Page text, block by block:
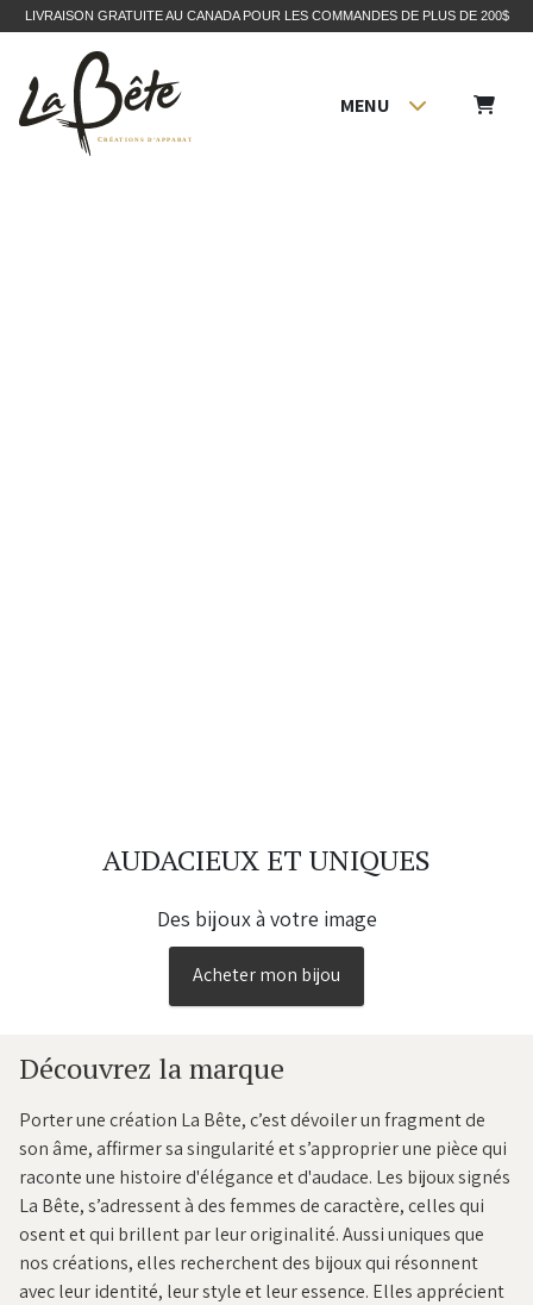
LIVRAISON GRATUITE AU CANADA POUR LES COMMANDES DE PLUS DE 200$
MENU
AUDACIEUX ET UNIQUES
Des bijoux à votre image
Acheter mon bijou
Découvrez la marque
Porter une création La Bête, c’est dévoiler un fragment de
son âme, affirmer sa singularité et s’approprier une pièce qui
raconte une histoire d'élégance et d'audace. Les bijoux signés
La Bête, s’adressent à des femmes de caractère, celles qui
osent et qui brillent par leur originalité. Aussi uniques que
nos créations, elles recherchent des bijoux qui résonnent
avec leur identité, leur style et leur essence. Elles apprécient